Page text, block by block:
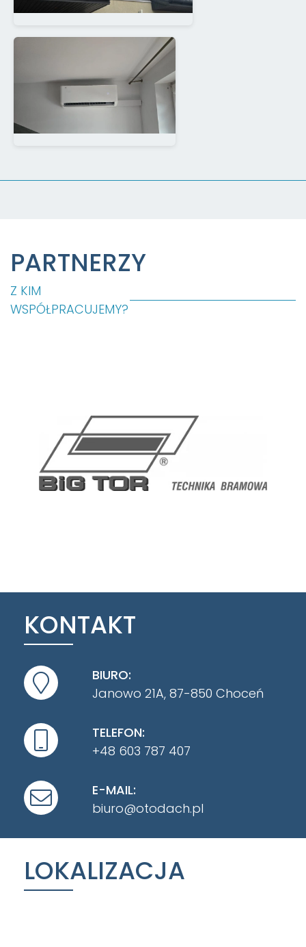
PARTNERZY
Z KIM
WSPÓŁPRACUJEMY?
KONTAKT
BIURO:
Janowo 21A, 87-850 Choceń
TELEFON:
+48 603 787 407
E-MAIL:
biuro@otodach.pl
LOKALIZACJA